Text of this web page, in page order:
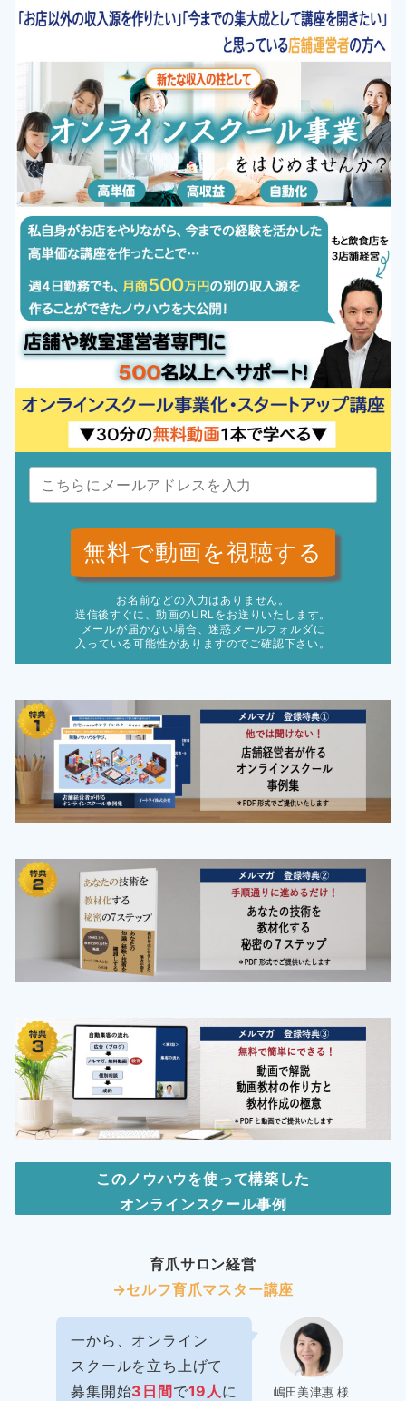
無料で動画を視聴する
お名前などの入力はありません。
送信後すぐに、動画のURLをお送りいたします。
メールが届かない場合、迷惑メールフォルダに
入っている可能性がありますのでご確認下さい。
このノウハウを使って構築した
オンラインスクール事例
育爪サロン経営
→セルフ育爪マスター講座
嶋田美津惠 様
一から、オンライン
スクールを立ち上げて
募集開始3日間で19人 に